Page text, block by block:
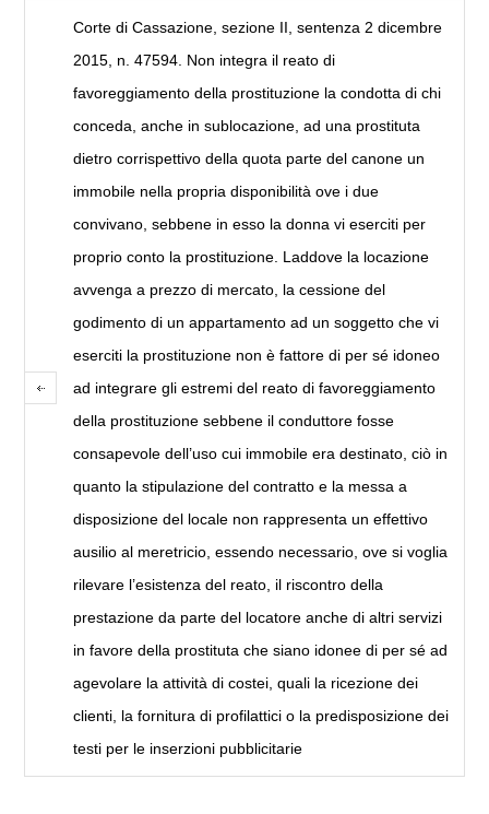
Corte di Cassazione, sezione II, sentenza 2 dicembre
2015, n. 47594. Non integra il reato di
favoreggiamento della prostituzione la condotta di chi
conceda, anche in sublocazione, ad una prostituta
dietro corrispettivo della quota parte del canone un
immobile nella propria disponibilità ove i due
convivano, sebbene in esso la donna vi eserciti per
proprio conto la prostituzione. Laddove la locazione
avvenga a prezzo di mercato, la cessione del
godimento di un appartamento ad un soggetto che vi
eserciti la prostituzione non è fattore di per sé idoneo
ad integrare gli estremi del reato di favoreggiamento
della prostituzione sebbene il conduttore fosse
consapevole dell’uso cui immobile era destinato, ciò in
quanto la stipulazione del contratto e la messa a
disposizione del locale non rappresenta un effettivo
ausilio al meretricio, essendo necessario, ove si voglia
rilevare l’esistenza del reato, il riscontro della
prestazione da parte del locatore anche di altri servizi
in favore della prostituta che siano idonee di per sé ad
agevolare la attività di costei, quali la ricezione dei
clienti, la fornitura di profilattici o la predisposizione dei
testi per le inserzioni pubblicitarie